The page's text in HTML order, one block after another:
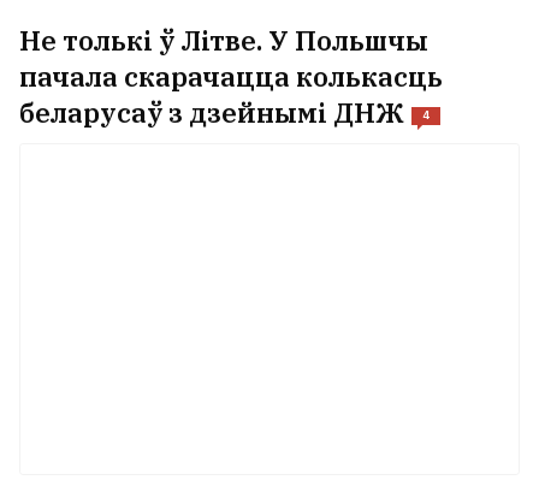
Не толькі ў Літве. У Польшчы
пачала скарачацца колькасць
беларусаў з дзейнымі ДНЖ
4